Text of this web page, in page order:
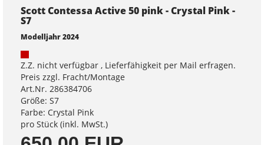
Scott Contessa Active 50 pink - Crystal Pink -
S7
Modelljahr 2024
Z.Z. nicht verfügbar , Lieferfähigkeit per Mail erfragen.
Preis zzgl. Fracht/Montage
Art.Nr. 286384706
Größe: S7
Farbe: Crystal Pink
pro Stück (inkl. MwSt.)